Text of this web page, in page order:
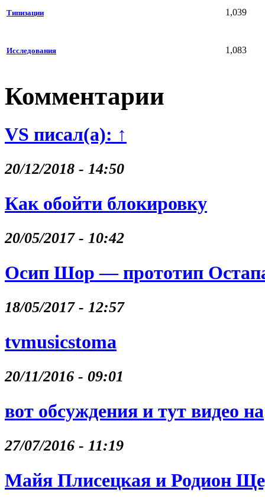
Типизации 1,039
Исследования 1,083
Комментарии
VS писал(а): ↑
20/12/2018 - 14:50
Как обойти блокировку
20/05/2017 - 10:42
Осип Шор — прототип
18/05/2017 - 12:57
tvmusicstoma
20/11/2016 - 09:01
вот обсуждения и тут видео на
27/07/2016 - 11:19
Майя Плисецкая и Родион